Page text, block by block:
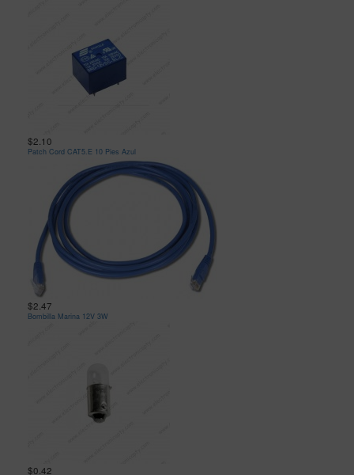
$2.10
Patch Cord CAT5.E 10 Pies Azul
$2.47
Bombilla Marina 12V 3W
$0.42